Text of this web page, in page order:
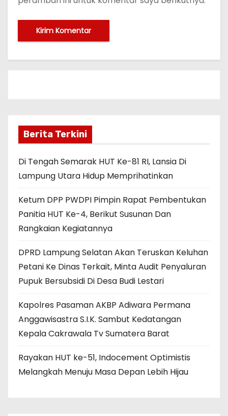
Berita Terkini
Di Tengah Semarak HUT Ke-81 RI, Lansia Di
Lampung Utara Hidup Memprihatinkan
Ketum DPP PWDPI Pimpin Rapat Pembentukan
Panitia HUT Ke-4, Berikut Susunan Dan
Rangkaian Kegiatannya
DPRD Lampung Selatan Akan Teruskan Keluhan
Petani Ke Dinas Terkait, Minta Audit Penyaluran
Pupuk Bersubsidi Di Desa Budi Lestari
Kapolres Pasaman AKBP Adiwara Permana
Anggawisastra S.I.K. Sambut Kedatangan
Kepala Cakrawala Tv Sumatera Barat
Rayakan HUT ke-51, Indocement Optimistis
Melangkah Menuju Masa Depan Lebih Hijau